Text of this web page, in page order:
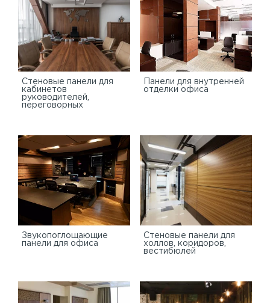
Стеновые панели для
кабинетов
руководителей,
переговорных
Панели для внутренней
отделки офиса
Звукопоглощающие
панели для офиса
Стеновые панели для
холлов, коридоров,
вестибюлей